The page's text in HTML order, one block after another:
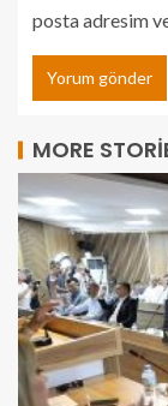
posta adresim
MORE